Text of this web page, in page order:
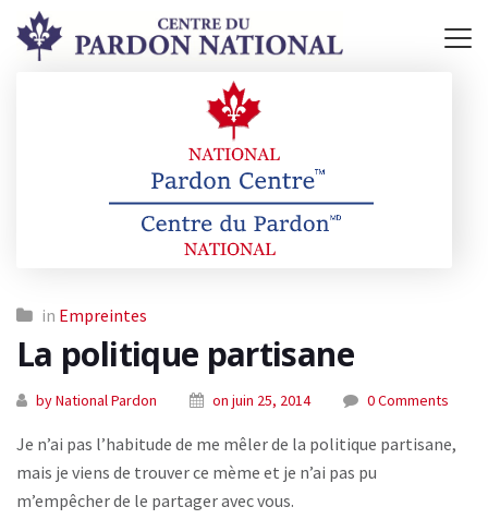
in Empreintes
La politique partisane
by National Pardon on juin 25, 2014 0 Comments
Je n’ai pas l’habitude de me mêler de la politique partisane,
mais je viens de trouver ce mème et je n’ai pas pu
m’empêcher de le partager avec vous.